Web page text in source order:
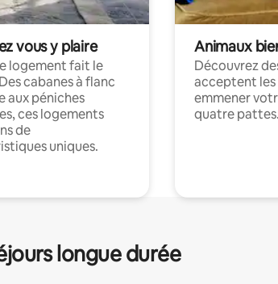
vous y plaire
logement fait le
cabanes à flanc
aux péniches
ces logements
de
uniques.
Animaux
Découvrez
acceptent les
emmener
quatre pattes.
longue durée